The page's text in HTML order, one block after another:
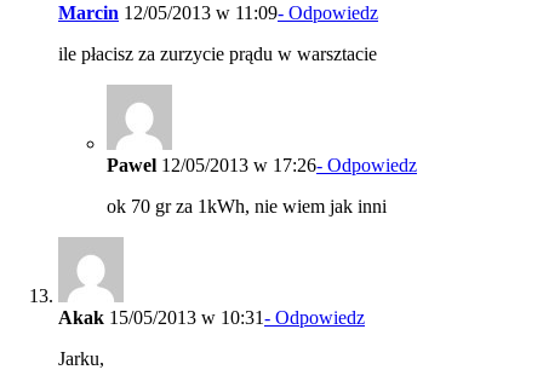
Marcin 12/05/2013 w 11:09- Odpowiedz
ile płacisz za zurzycie prądu w warsztacie
Pawel 12/05/2013 w 17:26- Odpowiedz
ok 70 gr za 1kWh, nie wiem jak inni
Akak 15/05/2013 w 10:31- Odpowiedz
Jarku,